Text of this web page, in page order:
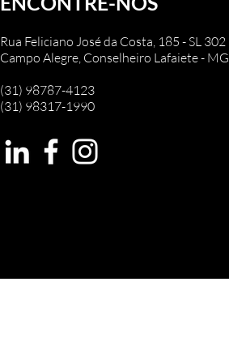
Rua Feliciano José da Costa, 185 - SL 302
Campo Alegre, Conselheiro Lafaiete - MG
(31) 98787-4123
(31) 98317-1990